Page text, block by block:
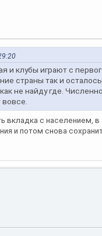
и клубы играют с
страны так и
не найду где.
вкладка с населением,
и потом снова